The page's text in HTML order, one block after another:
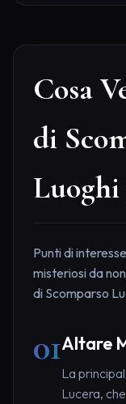
Cosa
di
Punti di
misteriosi da
di Scomparso
01Altare
La
Lucera,